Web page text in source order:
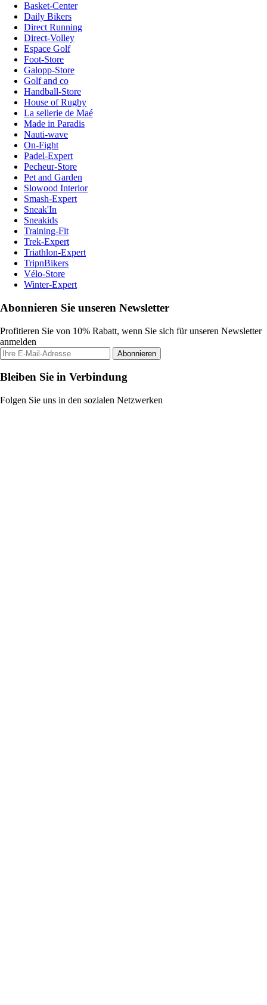
Basket-Center
Daily Bikers
Direct Running
Direct-Volley
Espace Golf
Foot-Store
Galopp-Store
Golf and co
Handball-Store
House of Rugby
La sellerie de Maé
Made in Paradis
Nauti-wave
On-Fight
Padel-Expert
Pecheur-Store
Pet and Garden
Slowood Interior
Smash-Expert
Sneak'In
Sneakids
Training-Fit
Trek-Expert
Triathlon-Expert
TripnBikers
Vélo-Store
Winter-Expert
Abonnieren Sie unseren Newsletter
Profitieren Sie von 10% Rabatt, wenn Sie sich für unseren Newsletter
anmelden
Abonnieren
Bleiben Sie in Verbindung
Folgen Sie uns in den sozialen Netzwerken